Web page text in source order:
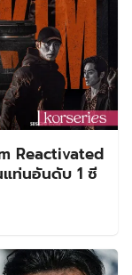
Reactivated
แท่นอันดับ 1 ซี